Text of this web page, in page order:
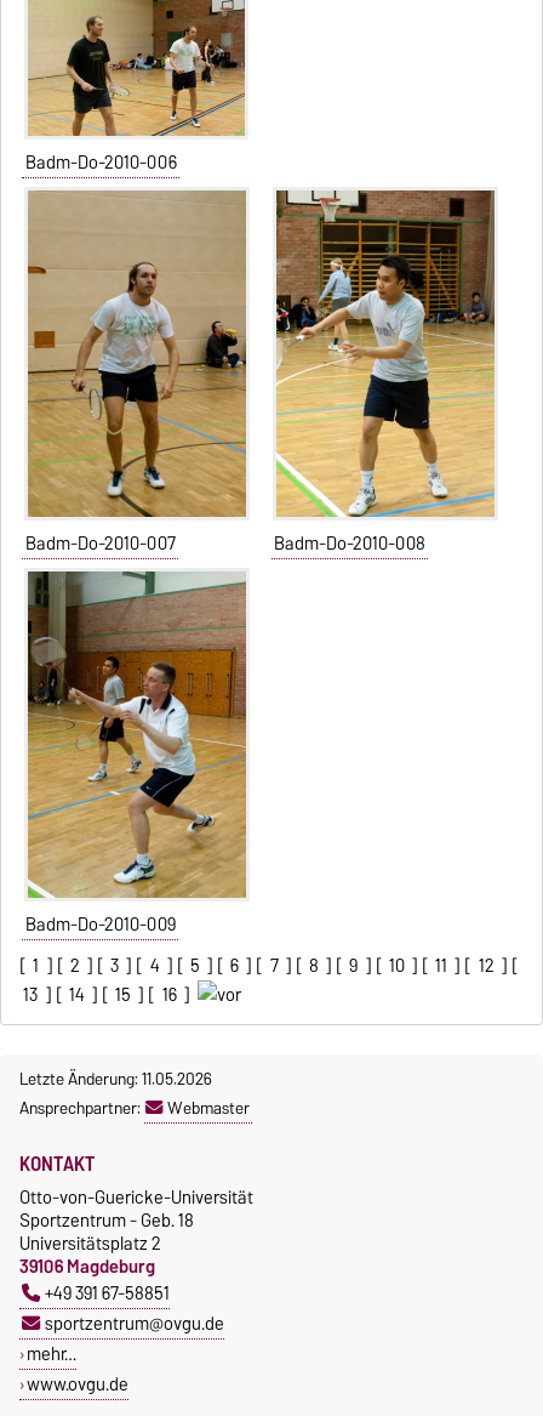
Badm-Do-2010-006
Badm-Do-2010-007 Badm-Do-2010-008
Badm-Do-2010-009
[ 1 ] [ 2 ] [ 3 ] [ 4 ] [ 5 ] [ 6 ] [ 7 ] [ 8 ] [ 9 ] [ 10 ] [ 11 ] [ 12 ] [
13 ] [ 14 ] [ 15 ] [ 16 ]
Letzte Änderung: 11.05.2026
Ansprechpartner:
Webmaster
KONTAKT
Otto-von-Guericke-Universität
Sportzentrum - Geb. 18
Universitätsplatz 2
39106 Magdeburg
+49 391 67-58851
sportzentrum@ovgu.de
mehr…
www.ovgu.de